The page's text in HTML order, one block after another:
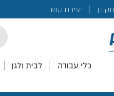
תקנון יצירת קשרלכם!
כלי עבודה לבית ולגן